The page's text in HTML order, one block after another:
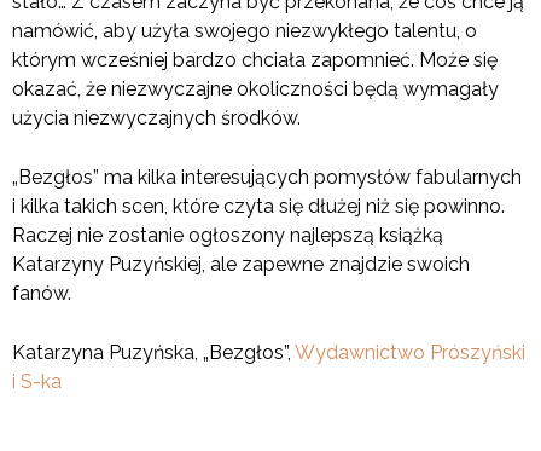
namówić, aby użyła swojego niezwykłego talentu, o
którym wcześniej bardzo chciała zapomnieć. Może się
okazać, że niezwyczajne okoliczności będą wymagały
użycia niezwyczajnych środków.
„Bezgłos” ma kilka interesujących pomysłów fabularnych
i kilka takich scen, które czyta się dłużej niż się powinno.
Raczej nie zostanie ogłoszony najlepszą książką
Katarzyny Puzyńskiej, ale zapewne znajdzie swoich
fanów.
Katarzyna Puzyńska, „Bezgłos”, Wydawnictwo Prószyński
i S-ka